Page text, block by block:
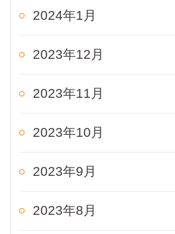
2024年1月
2023年12月
2023年11月
2023年10月
2023年9月
2023年8月